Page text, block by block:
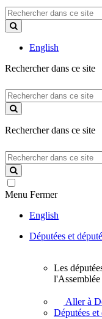
Rechercher
dans
ce
English
Rechercher dans ce site
Rechercher
dans
ce
Rechercher dans ce site
Rechercher
dans
ce
site
Menu Fermer
English
Députées et
députés
Les
Aller à
Députées et